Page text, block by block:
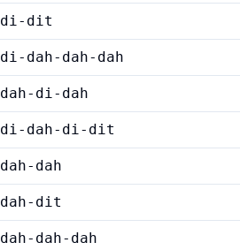
di-dit
di-dah-dah-dah
dah-di-dah
di-dah-di-dit
dah-dah
dah-dit
dah-dah-dah